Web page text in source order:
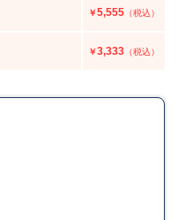
￥5,555 （税込）
￥3,333 （税込）